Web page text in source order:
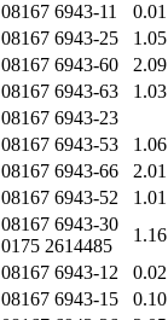
08167 6943-11 0.01
08167 6943-25 1.05
08167 6943-60 2.09
08167 6943-63 1.03
08167 6943-23
08167 6943-53 1.06
08167 6943-66 2.01
08167 6943-52 1.01
08167 6943-30
0175 2614485
1.16
08167 6943-12 0.02
08167 6943-15 0.10